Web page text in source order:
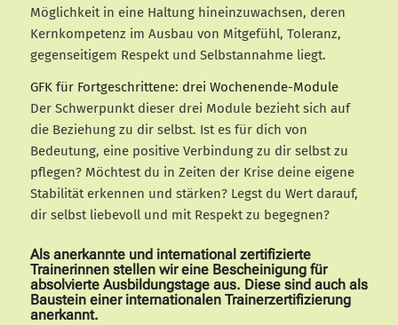
Möglichkeit in eine Haltung hineinzuwachsen, deren
Kernkompetenz im Ausbau von Mitgefühl, Toleranz,
gegenseitigem Respekt und Selbstannahme liegt.
GFK für Fortgeschrittene: drei Wochenende-Module
Der Schwerpunkt dieser drei Module bezieht sich auf
die Beziehung zu dir selbst. Ist es für dich von
Bedeutung, eine positive Verbindung zu dir selbst zu
pflegen? Möchtest du in Zeiten der Krise deine eigene
Stabilität erkennen und stärken? Legst du Wert darauf,
dir selbst liebevoll und mit Respekt zu begegnen?
Als anerkannte und international zertifizierte
Trainerinnen stellen wir eine Bescheinigung für
absolvierte Ausbildungstage aus. Diese sind auch als
Baustein einer internationalen Trainerzertifizierung
anerkannt.